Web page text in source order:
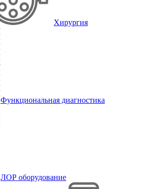
Хирургия
Функциональная диагностика
ЛОР оборудование